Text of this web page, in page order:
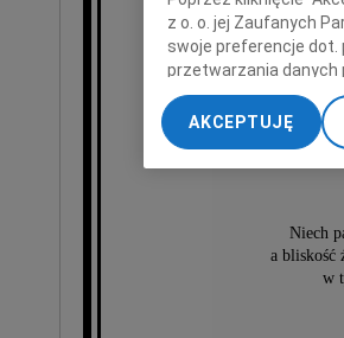
oraz
Niech
a bliskość
w
z o. o. jej Zaufanych
swoje preferencje dot.
przetwarzania danych
„Ustawienia
My, nasi Zaufani
dokładnych danych
Przechowywanie
AKCEPTUJĘ